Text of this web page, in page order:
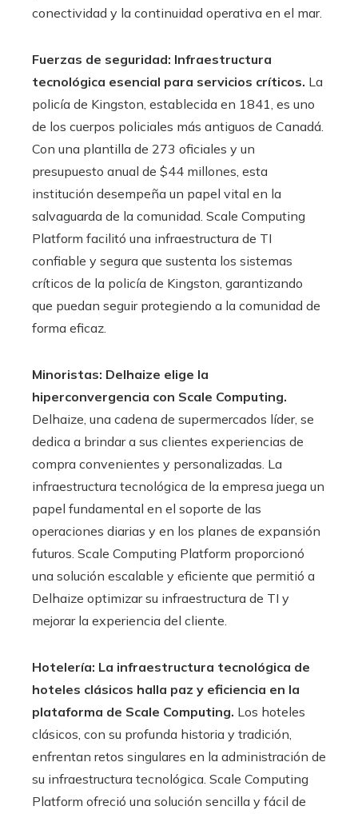
conectividad y la continuidad operativa en el mar.
Fuerzas de seguridad: Infraestructura
tecnológica esencial para servicios críticos. La
policía de Kingston, establecida en 1841, es uno
de los cuerpos policiales más antiguos de Canadá.
Con una plantilla de 273 oficiales y un
presupuesto anual de $44 millones, esta
institución desempeña un papel vital en la
salvaguarda de la comunidad. Scale Computing
Platform facilitó una infraestructura de TI
confiable y segura que sustenta los sistemas
críticos de la policía de Kingston, garantizando
que puedan seguir protegiendo a la comunidad de
forma eficaz.
Minoristas: Delhaize elige la
hiperconvergencia con Scale Computing.
Delhaize, una cadena de supermercados líder, se
dedica a brindar a sus clientes experiencias de
compra convenientes y personalizadas. La
infraestructura tecnológica de la empresa juega un
papel fundamental en el soporte de las
operaciones diarias y en los planes de expansión
futuros. Scale Computing Platform proporcionó
una solución escalable y eficiente que permitió a
Delhaize optimizar su infraestructura de TI y
mejorar la experiencia del cliente.
Hotelería: La infraestructura tecnológica de
hoteles clásicos halla paz y eficiencia en la
plataforma de Scale Computing. Los hoteles
clásicos, con su profunda historia y tradición,
enfrentan retos singulares en la administración de
su infraestructura tecnológica. Scale Computing
Platform ofreció una solución sencilla y fácil de